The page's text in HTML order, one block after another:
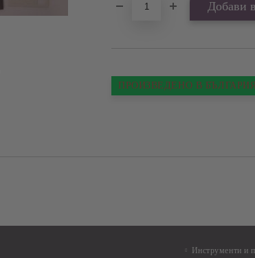
ПРОИЗВЕДЕНО В
Инструменти и